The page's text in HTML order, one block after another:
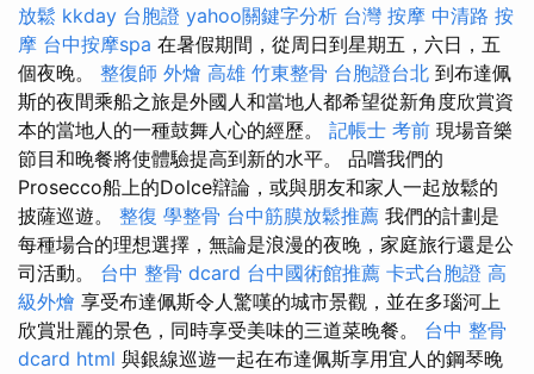
放鬆 kkday 台胞證 yahoo關鍵字分析 台灣 按摩 中清路 按
摩 台中按摩spa 在暑假期間，從周日到星期五，六日，五
個夜晚。 整復師 外燴 高雄 竹東整骨 台胞證台北 到布達佩
斯的夜間乘船之旅是外國人和當地人都希望從新角度欣賞資
本的當地人的一種鼓舞人心的經歷。 記帳士 考前 現場音樂
節目和晚餐將使體驗提高到新的水平。 品嚐我們的
Prosecco船上的Dolce辯論，或與朋友和家人一起放鬆的
披薩巡遊。 整復 學整骨 台中筋膜放鬆推薦 我們的計劃是
每種場合的理想選擇，無論是浪漫的夜晚，家庭旅行還是公
司活動。 台中 整骨 dcard 台中國術館推薦 卡式台胞證 高
級外燴 享受布達佩斯令人驚嘆的城市景觀，並在多瑙河上
欣賞壯麗的景色，同時享受美味的三道菜晚餐。 台中 整骨
dcard html 與銀線巡遊一起在布達佩斯享用宜人的鋼琴晚